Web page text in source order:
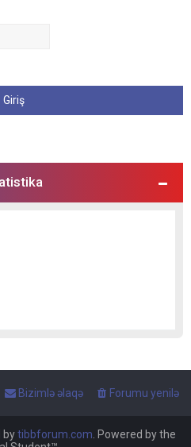
Forumu yenilə
Bizimlə əlaqə
bytibbforum.com . Powered by the